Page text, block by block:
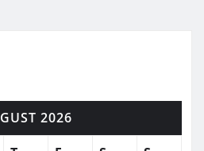
2026